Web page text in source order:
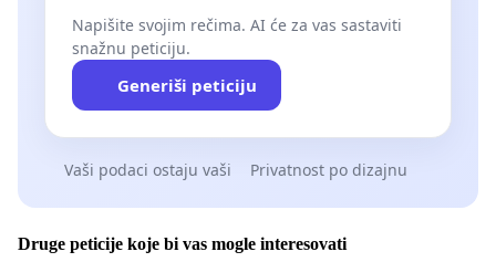
Napišite svojim rečima. AI će za vas sastaviti
snažnu peticiju.
Generiši peticiju
Vaši podaci ostaju vaši Privatnost po dizajnu
Druge peticije koje bi vas mogle interesovati